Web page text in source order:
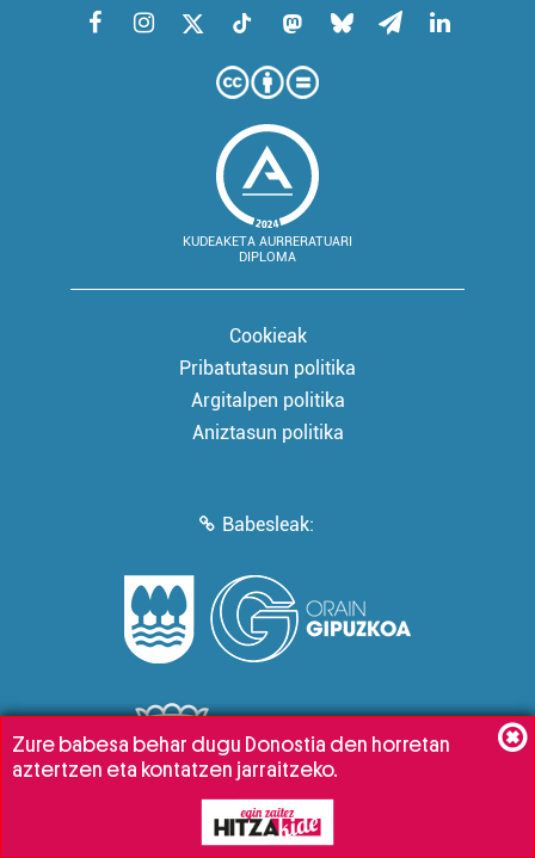
KUDEAKETA AURRERATUARI
DIPLOMA
Cookieak
Pribatutasun politika
Argitalpen politika
Aniztasun politika
Babesleak:
Zure babesa behar dugu Donostia den horretan
aztertzen eta kontatzen jarraitzeko.